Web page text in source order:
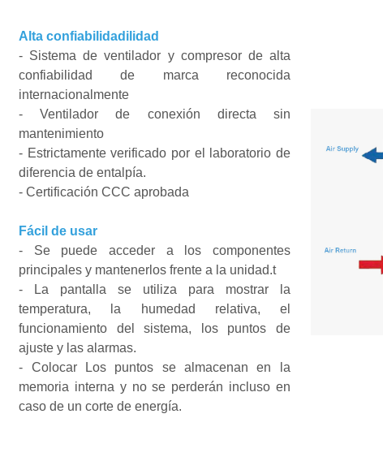
Alta confiabilidad i lidad
- Sistema de ventilador y compresor de alta
confiabilidad de marca reconocida
internacionalmente
-Ventilador de conexión directa sin
mantenimiento
- Estrictamente verificado por el laboratorio de
diferencia de entalpía.
-Certificación CCC aprobada
Fácil de usar
- Se puede acceder a los componentes
principales y mantenerlos frente a la unidad.t
-
La pantalla se utiliza para mostrar la
temperatura, la humedad relativa, el
funcionamiento del sistema, los puntos de
ajuste y las alarmas.
- Colocar
Los puntos se almacenan en la
memoria interna y no se perderán incluso en
caso de un corte de energía.